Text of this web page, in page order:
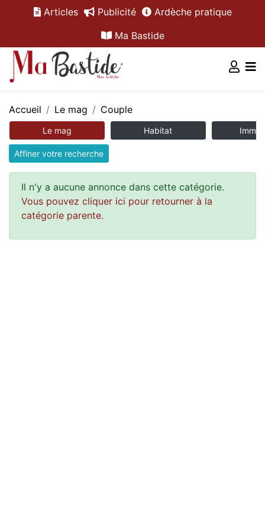
Articles Publicité
Ardèche pratique
Ma Bastide
Accueil Le mag Couple
Le mag Habitat
Affiner votre recherche
Il n'y a aucune annonce dans cette catégorie.
Vous pouvez cliquer ici pour retourner à la
catégorie parente.